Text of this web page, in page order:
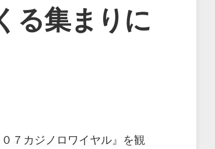
る集まりに
７カジノロワイヤル』を観